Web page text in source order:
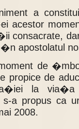
a
acestor
consacrate,
apostolatul
de
propice de
la via�a
a propus ca
2008.